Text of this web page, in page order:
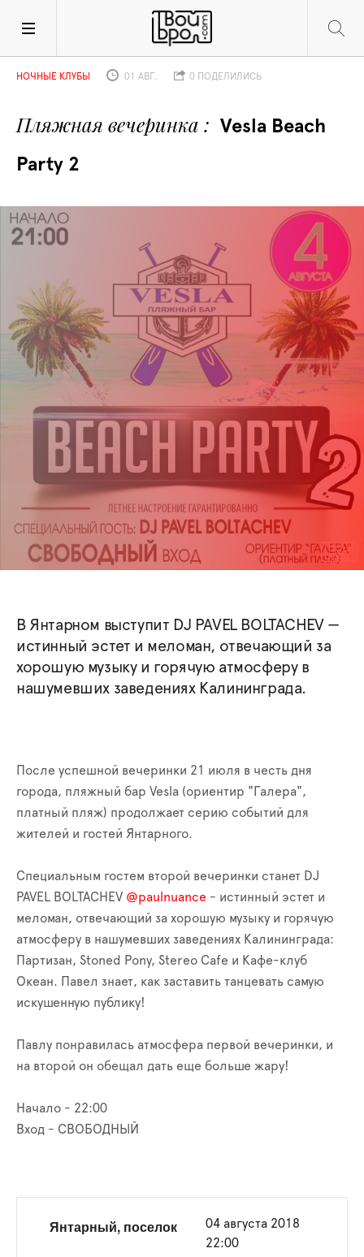
Пляжная вечеринка
Vesla Beach
Party 2
НОЧНЫЕ КЛУБЫ 01 АВГ. 0 ПОДЕЛИЛИСЬ
В Янтарном выступит DJ PAVEL BOLTACHEV —
истинный эстет и меломан, отвечающий за
хорошую музыку и горячую атмосферу в
нашумевших заведениях Калининграда.
После успешной вечеринки 21 июля в честь дня
города, пляжный бар Vesla (ориентир "Галера",
платный пляж) продолжает серию событий для
жителей и гостей Янтарного.
Специальным гостем второй вечеринки станет DJ
PAVEL BOLTACHEV @paulnuance - истинный эстет и
меломан, отвечающий за хорошую музыку и горячую
атмосферу в нашумевших заведениях Калининграда:
Партизан, Stoned Pony, Stereo Cafe и Кафе-клуб
Океан. Павел знает, как заставить танцевать самую
искушенную публику!
Павлу понравилась атмосфера первой вечеринки, и
на второй он обещал дать еще больше жару!
Начало - 22:00
Вход - СВОБОДНЫЙ
Янтарный, поселок
04 августа 2018
22:00